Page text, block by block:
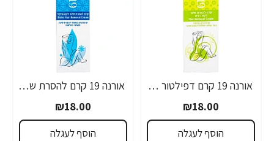
אורנה 19 קרם דפילטור לעור רגיש 80 גרם
₪18.00
הוסף לעגלה
אורנה 19 קרם להסרת שיער לקו הביקיני 90 מ"ל
₪18.00
הוסף לעגלה